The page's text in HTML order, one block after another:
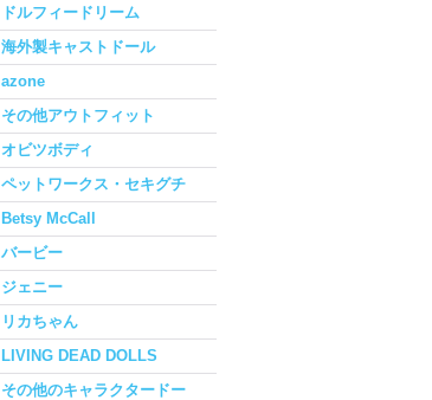
ドルフィードリーム
海外製キャストドール
azone
その他アウトフィット
オビツボディ
ペットワークス・セキグチ
Betsy McCall
バービー
ジェニー
リカちゃん
LIVING DEAD DOLLS
その他のキャラクタードー